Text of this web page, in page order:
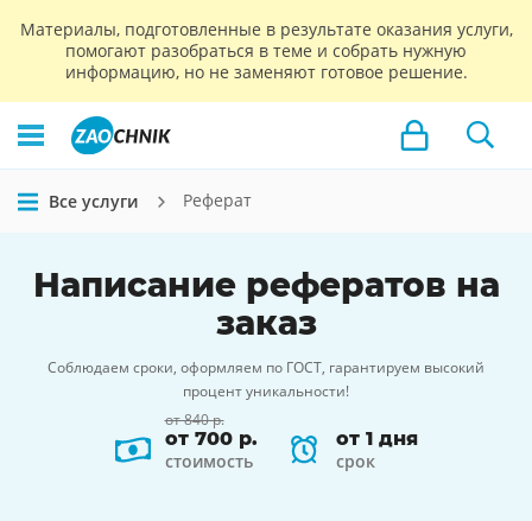
Материалы, подготовленные в результате оказания услуги,
помогают разобраться в теме и собрать нужную
информацию, но не заменяют готовое решение.
Все услуги Реферат
Написание рефератов на
заказ
Соблюдаем сроки, оформляем по ГОСТ, гарантируем высокий
процент уникальности!
от 840 р.
от 700 р.
стоимость
от 1 дня
срок